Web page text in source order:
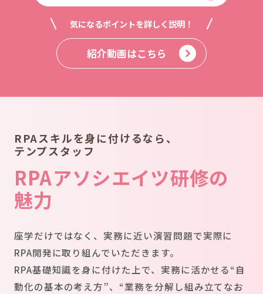
気になるポイントを詳しく説明！
紹介動画はこちら
RPAスキルを身に付けるなら、
テンプスタッフ
RPAアソシエイツ研修の
魅力
座学だけではなく、実務に近い演習問題で実際に
RPA開発に取り組んでいただきます。
RPA基礎知識を身に付けた上で、実務に活かせる“自
動化の基本の考え方”、“業務を分解し組み立てなお